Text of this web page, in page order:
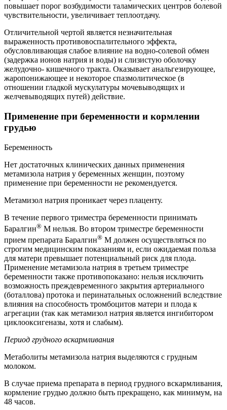
повышает порог возбудимости таламических центров болевой
чувствительности, увеличивает теплоотдачу.
Отличительной чертой является незначительная
выраженность противовоспалительного эффекта,
обусловливающая слабое влияние на водно-солевой обмен
(задержка ионов натрия и воды) и слизистую оболочку
желудочно- кишечного тракта. Оказывает анальгезирующее,
жаропонижающее и некоторое спазмолитическое (в
отношении гладкой мускулатуры мочевыводящих и
желчевыводящих путей) действие.
Применение при беременности и кормлении
грудью
Беременность
Нет достаточных клинических данных применения
метамизола натрия у беременных женщин, поэтому
применение при беременности не рекомендуется.
Метамизол натрия проникает через плаценту.
В течение первого триместра беременности принимать
Баралгин® М нельзя. Во втором триместре беременности
прием препарата Баралгин® М должен осуществляться по
строгим медицинским показаниям и, если ожидаемая польза
для матери превышает потенциальный риск для плода.
Применение метамизола натрия в третьем триместре
беременности также противопоказано: нельзя исключить
возможность преждевременного закрытия артериального
(боталлова) протока и перинатальных осложнений вследствие
влияния на способность тромбоцитов матери и плода к
агрегации (так как метамизол натрия является ингибитором
циклооксигеназы, хотя и слабым).
Период грудного вскармливания
Метаболиты метамизола натрия выделяются с грудным
молоком.
В случае приема препарата в период грудного вскармливания,
кормление грудью должно быть прекращено, как минимум, на
48 часов.